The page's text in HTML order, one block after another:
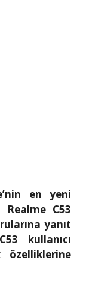
en yeni
C53
yanıt
kullanıcı